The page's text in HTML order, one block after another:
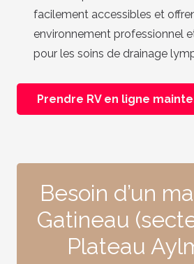
facilement accessibles et
environnement professionnel
pour les soins de drainage
Prendre RV en ligne
Besoin d’un
Gatineau
Plateau